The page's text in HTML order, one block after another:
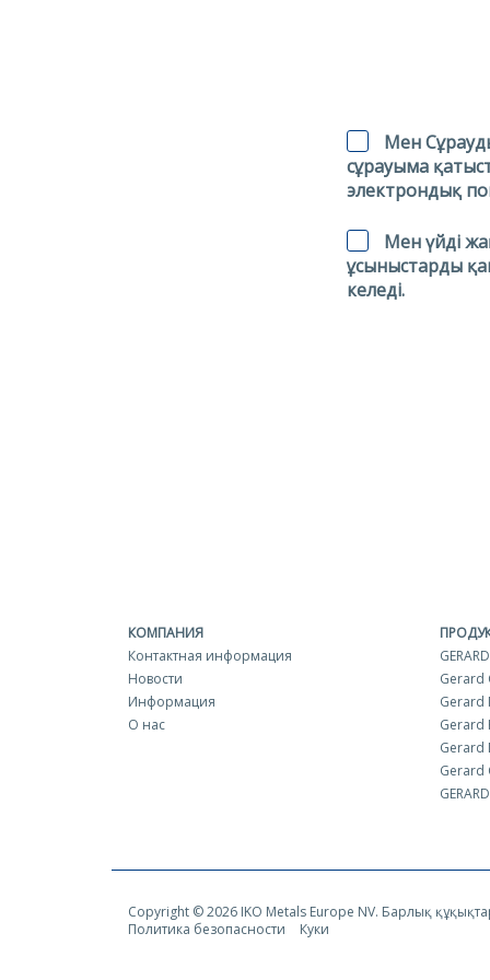
Мен
сұрауыма
электрондық
Мен үйді
ұсыныстарды
келеді.
КОМПАНИЯ
Контактная информация
Новости
Информация
О нас
Gerard
Gerard
Gerard
Gerard
Gerard
Copyright © 2026 IKO Metals Europe NV. Барлық
Политика безопасности
Куки